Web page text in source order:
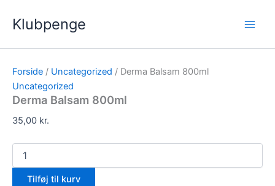
Klubpenge
Forside / Uncategorized / Derma Balsam 800ml
Uncategorized
Derma Balsam 800ml
35,00 kr.
Balsam
800ml
Tilføj til kurv